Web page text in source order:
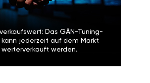
Das GÄN-Tuning-
kann jederzeit auf dem Markt
weiterverkauft werden.